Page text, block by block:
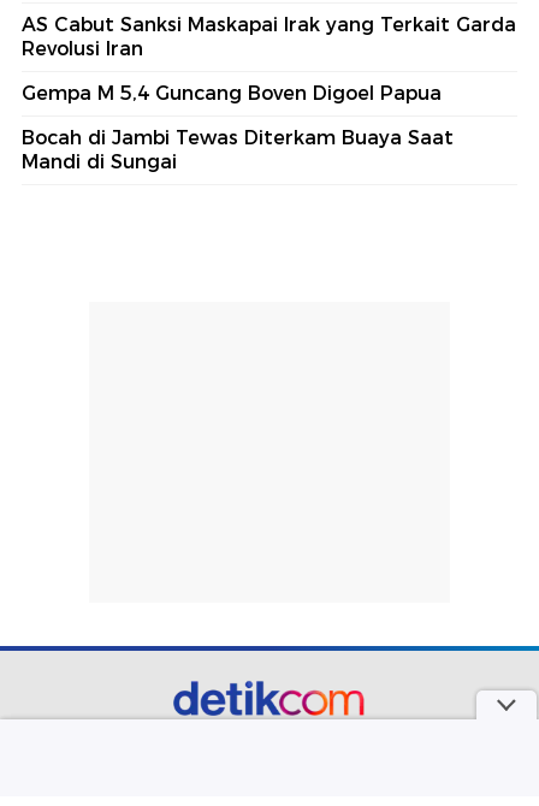
AS Cabut Sanksi Maskapai Irak yang Terkait Garda
Revolusi Iran
Gempa M 5,4 Guncang Boven Digoel Papua
Bocah di Jambi Tewas Diterkam Buaya Saat
Mandi di Sungai